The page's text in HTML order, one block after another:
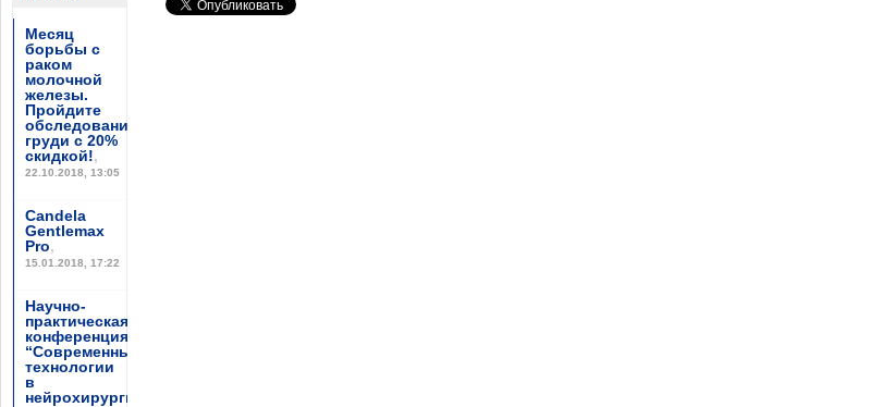
Месяц
борьбы с
раком
молочной
железы.
Пройдите
обследование
груди с 20%
скидкой!,
22.10.2018, 13:05
Candela
Gentlemax
Pro,
15.01.2018, 17:22
Научно-
практическая
конференция
“Современные
технологии
в
нейрохирургии”